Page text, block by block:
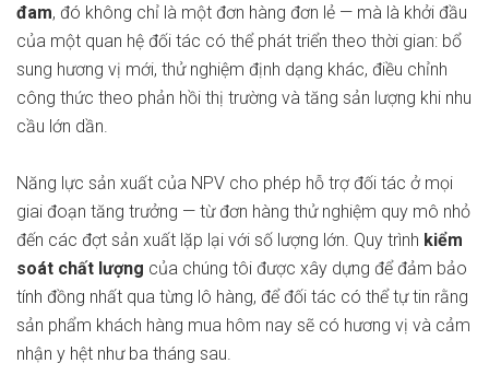
đam, đó không chỉ là một đơn hàng đơn lẻ — mà là khởi đầu
của một quan hệ đối tác có thể phát triển theo thời gian: bổ
sung hương vị mới, thử nghiệm định dạng khác, điều chỉnh
công thức theo phản hồi thị trường và tăng sản lượng khi nhu
cầu lớn dần.
Năng lực sản xuất của NPV cho phép hỗ trợ đối tác ở mọi
giai đoạn tăng trưởng — từ đơn hàng thử nghiệm quy mô nhỏ
đến các đợt sản xuất lặp lại với số lượng lớn. Quy trình kiểm
soát chất lượng của chúng tôi được xây dựng để đảm bảo
tính đồng nhất qua từng lô hàng, để đối tác có thể tự tin rằng
sản phẩm khách hàng mua hôm nay sẽ có hương vị và cảm
nhận y hệt như ba tháng sau.